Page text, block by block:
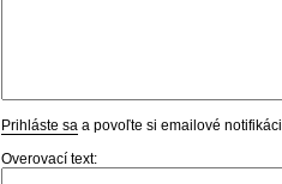
Prihláste sa a povoľte si emailové
Overovací text: